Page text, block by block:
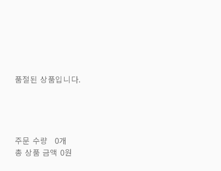
품절된 상품입니다.
주문 수량
0개
총 상품 금액 0원